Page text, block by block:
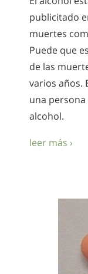
publicitado
muertes
Puede que
de las
varios años.
una
alcohol.
leer más ›